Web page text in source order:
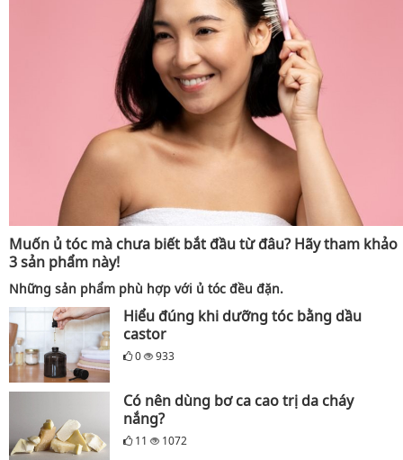
Muốn ủ tóc mà chưa biết bắt đầu từ đâu? Hãy tham khảo
3 sản phẩm này!
Những sản phẩm phù hợp với ủ tóc đều đặn.
Hiểu đúng khi dưỡng tóc bằng dầu
castor
0 933
Có nên dùng bơ ca cao trị da cháy
nắng?
11 1072